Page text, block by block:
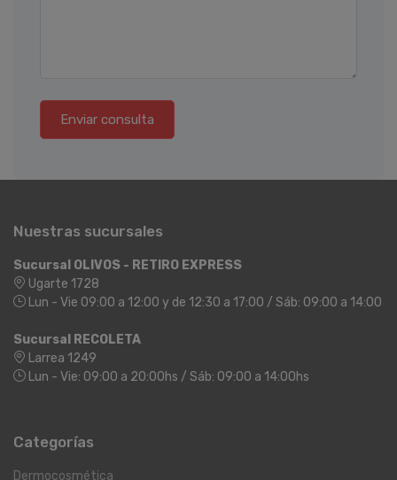
Enviar consulta
Nuestras sucursales
Sucursal OLIVOS - RETIRO EXPRESS
Ugarte 1728
Lun - Vie 09:00 a 12:00 y de 12:30 a 17:00 / Sáb: 09:00 a 14:00
Sucursal RECOLETA
Larrea 1249
Lun - Vie: 09:00 a 20:00hs / Sáb: 09:00 a 14:00hs
Categorías
Dermocosmética